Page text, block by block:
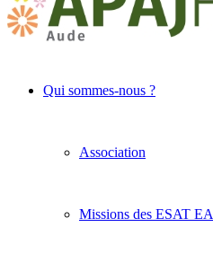
Qui sommes-nous ?
Association
Missions des ESAT EA